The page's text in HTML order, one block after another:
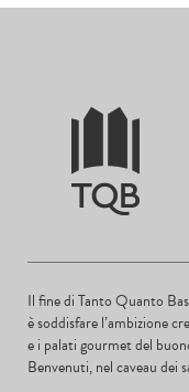
Il fine di Tanto Quanto
è soddisfare l’ambizione
e i palati gourmet del
Benvenuti, nel caveau dei